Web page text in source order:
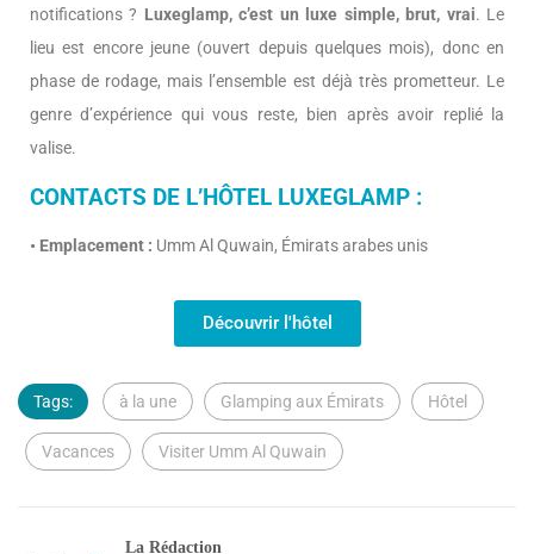
notifications ? Luxeglamp, c’est un luxe simple, brut, vrai. Le
lieu est encore jeune (ouvert depuis quelques mois), donc en
phase de rodage, mais l’ensemble est déjà très prometteur. Le
genre d’expérience qui vous reste, bien après avoir replié la
valise.
CONTACTS DE L’HÔTEL LUXEGLAMP :
• Emplacement : Umm Al Quwain, Émirats arabes unis
Découvrir l'hôtel
Tags: à la une Glamping aux Émirats Hôtel
Vacances Visiter Umm Al Quwain
La Rédaction